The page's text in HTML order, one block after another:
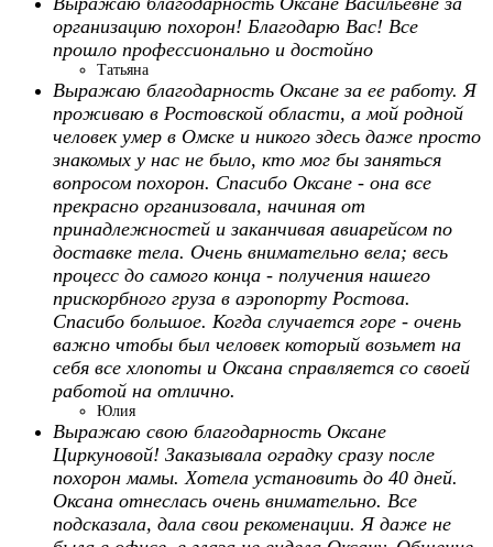
организацию похорон! Благодарю Вас! Все
прошло профессионально и достойно
Татьяна
Выражаю благодарность Оксане за ее работу. Я
проживаю в Ростовской области, а мой родной
человек умер в Омске и никого здесь даже просто
знакомых у нас не было, кто мог бы заняться
вопросом похорон. Спасибо Оксане - она все
прекрасно организовала, начиная от
принадлежностей и заканчивая авиарейсом по
доставке тела. Очень внимательно вела; весь
процесс до самого конца - получения нашего
прискорбного груза в аэропорту Ростова.
Спасибо большое. Когда случается горе - очень
важно чтобы был человек который возьмет на
себя все хлопоты и Оксана справляется со своей
работой на отлично.
Юлия
Выражаю свою благодарность Оксане
Циркуновой! Заказывала оградку сразу после
похорон мамы. Хотела установить до 40 дней.
Оксана отнеслась очень внимательно. Все
подсказала, дала свои рекоменации. Я даже не